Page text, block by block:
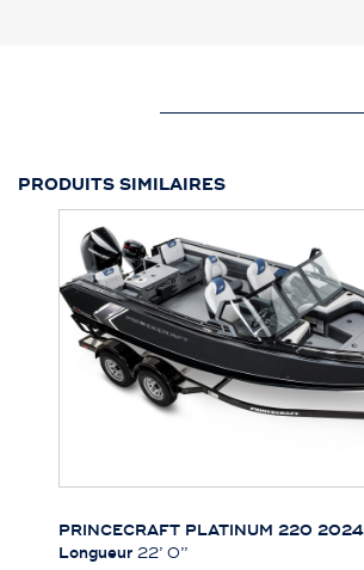
PRODUITS SIMILAIRES
PRINCECRAFT PLATINUM 220 2024
Longueur 22’ 0’’